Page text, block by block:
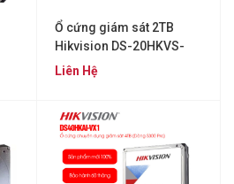
Ổ cứng giám sát 2TB
Hikvision DS-20HKVS-
VX1
Liên Hệ